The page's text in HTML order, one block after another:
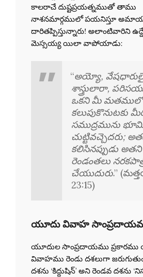
కాలరాచే దుష్టప్రయత్నముతో తాము
నాశనమార్గములో పయనిస్తూ
దారితప్పిస్తున్నారు! అలాంటివారిని
మెస్సయ్య యిలా వాపోయాడు:
“అయ్యో,
శాస్త్రులారా,
ఒకని మీ
కలుపుకొనుటకు
సముద్రమును
చుట్టివచ్చెదరు;
కలిసినప్పుడు
రెండంతలు
చేయుదురు.”
23:15)
యూదు వివాహ
యూదుల సాంప్రదాయము ప్రకారము
వివాహము రెండు దశలుగా
దశను ‘కిద్దుషిన్’ అని రెండవ దశను